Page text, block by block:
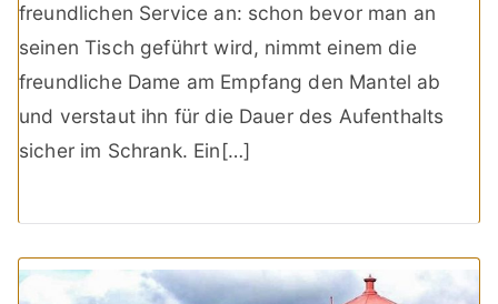
freundlichen Service an: schon bevor man an
seinen Tisch geführt wird, nimmt einem die
freundliche Dame am Empfang den Mantel ab
und verstaut ihn für die Dauer des Aufenthalts
sicher im Schrank. Ein[…]